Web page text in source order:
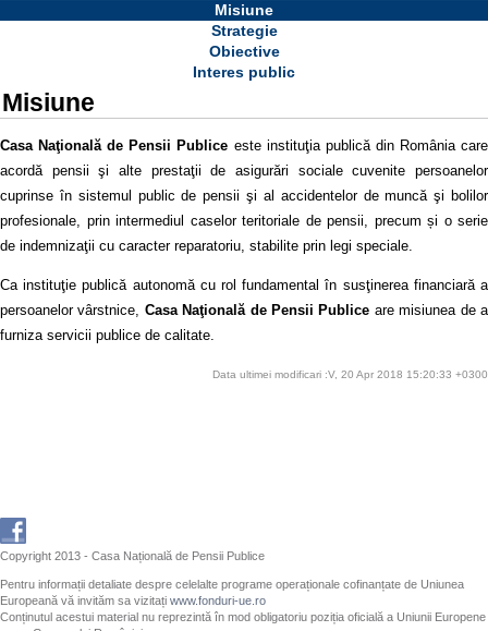
Misiune
Strategie
Obiective
Interes public
Misiune
Casa Naţională de Pensii Publice este instituţia publică din România care
acordă pensii şi alte prestaţii de asigurări sociale cuvenite persoanelor
cuprinse în sistemul public de pensii şi al accidentelor de muncă şi bolilor
profesionale, prin intermediul caselor teritoriale de pensii, precum și o serie
de indemnizaţii cu caracter reparatoriu, stabilite prin legi speciale.
Ca instituţie publică autonomă cu rol fundamental în susţinerea financiară a
persoanelor vârstnice, Casa Naţională de Pensii Publice are misiunea de a
furniza servicii publice de calitate.
Data ultimei modificari :V, 20 Apr 2018 15:20:33 +0300
Copyright 2013 - Casa Națională de Pensii Publice
Pentru informații detaliate despre celelalte programe operaționale cofinanțate de Uniunea
Europeană vă invităm sa vizitați www.fonduri-ue.ro
Conținutul acestui material nu reprezintă în mod obligatoriu poziția oficială a Uniunii Europene